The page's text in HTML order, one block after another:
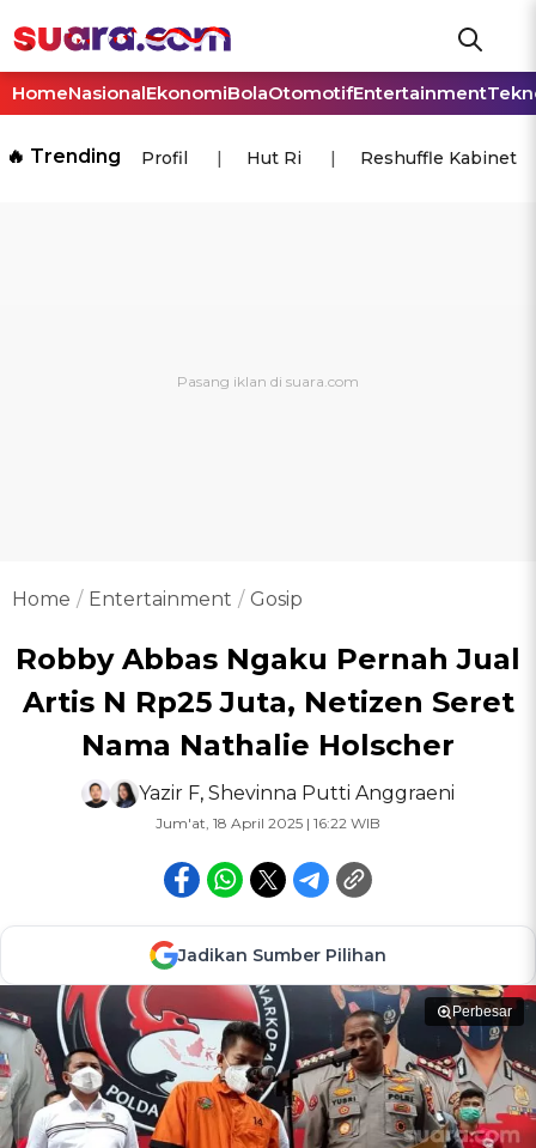
HomeNasionalEkonomiBolaOtomotifEntertainment
🔥 Trending Profil Hut Ri Reshuffle Kabinet
Home Entertainment Gosip
Robby Abbas Ngaku Pernah Jual
Artis N Rp25 Juta, Netizen Seret
Nama Nathalie Holscher
Yazir F, Shevinna Putti Anggraeni
Jum'at, 18 April 2025 | 16:22 WIB
Jadikan Sumber Pilihan
Perbesar